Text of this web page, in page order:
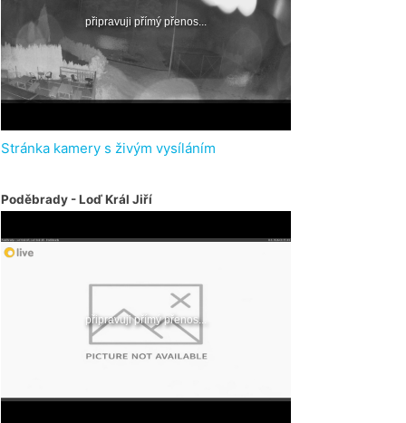
Stránka kamery s živým vysíláním
Poděbrady - Loď Král Jiří